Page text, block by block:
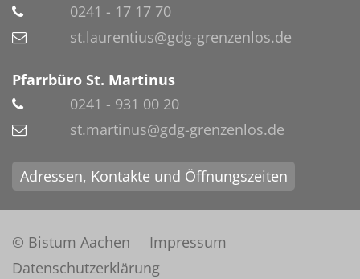
0241 - 17 17 70
st.laurentius@gdg-grenzenlos.de
Pfarrbüro St. Martinus
0241 - 931 00 20
st.martinus@gdg-grenzenlos.de
Adressen, Kontakte und Öffnungszeiten
© Bistum Aachen
Impressum
Datenschutzerklärung